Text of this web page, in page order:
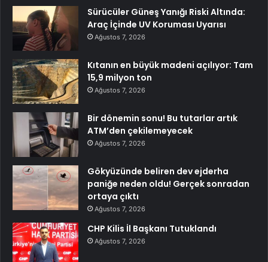
Sürücüler Güneş Yanığı Riski Altında:
Araç İçinde UV Koruması Uyarısı
Ağustos 7, 2026
Kıtanın en büyük madeni açılıyor: Tam
15,9 milyon ton
Ağustos 7, 2026
Bir dönemin sonu! Bu tutarlar artık
ATM’den çekilemeyecek
Ağustos 7, 2026
Gökyüzünde beliren dev ejderha
paniğe neden oldu! Gerçek sonradan
ortaya çıktı
Ağustos 7, 2026
CHP Kilis İl Başkanı Tutuklandı
Ağustos 7, 2026